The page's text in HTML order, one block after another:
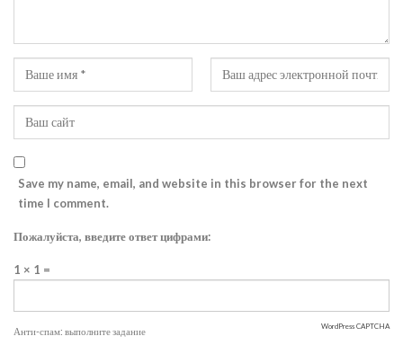
Save my name, email, and website in this browser for the next
time I comment.
Пожалуйста, введите ответ цифрами:
1 × 1 =
Анти-спам: выполните задание WordPress CAPTCHA